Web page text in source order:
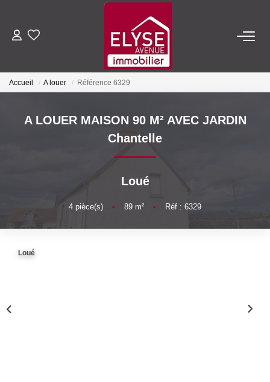
ACHETER
ESTIMER
NOTRE AGENCE
Accueil A louer Référence 6329
A LOUER MAISON 90 M² AVEC JARDIN
Chantelle
Loué
4 pièce(s) • 89 m² • Réf : 6329
Loué